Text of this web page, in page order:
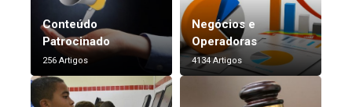
Conteúdo
Patrocinado
256 Artigos
Negócios e
Operadoras
4134 Artigos